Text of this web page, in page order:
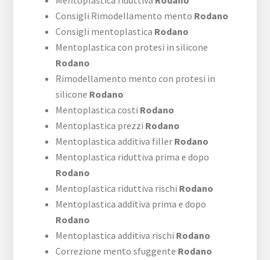
Consigli Rimodellamento mento Rodano
Consigli mentoplastica Rodano
Mentoplastica con protesi in silicone
Rodano
Rimodellamento mento con protesi in
silicone Rodano
Mentoplastica costi Rodano
Mentoplastica prezzi Rodano
Mentoplastica additiva filler Rodano
Mentoplastica riduttiva prima e dopo
Rodano
Mentoplastica riduttiva rischi Rodano
Mentoplastica additiva prima e dopo
Rodano
Mentoplastica additiva rischi Rodano
Correzione mento sfuggente Rodano